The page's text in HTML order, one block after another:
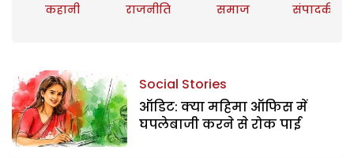
कहानी राजनीति समाज संपादकीय
Social Stories
ऑडिट: क्या महिमा ऑफिस में
घपलेबाजी करने से रोक पाई